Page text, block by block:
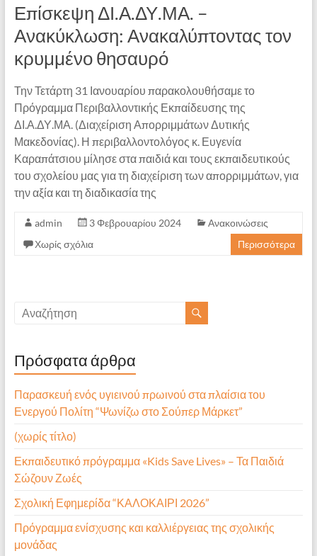
Επίσκεψη ΔΙ.Α.ΔΥ.ΜΑ. –
Ανακύκλωση: Ανακαλύπτοντας τον
κρυμμένο θησαυρό
Την Τετάρτη 31 Ιανουαρίου παρακολουθήσαμε το
Πρόγραμμα Περιβαλλοντικής Εκπαίδευσης της
ΔΙ.Α.ΔΥ.ΜΑ. (Διαχείριση Απορριμμάτων Δυτικής
Μακεδονίας). Η περιβαλλοντολόγος κ. Ευγενία
Καραπάτσιου μίλησε στα παιδιά και τους εκπαιδευτικούς
του σχολείου μας για τη διαχείριση των απορριμμάτων, για
την αξία και τη διαδικασία της
admin 3 Φεβρουαρίου 2024
Ανακοινώσεις
Χωρίς σχόλια
Περισσότερα
Πρόσφατα άρθρα
Παρασκευή ενός υγιεινού πρωινού στα πλαίσια του
Ενεργού Πολίτη “Ψωνίζω στο Σούπερ Μάρκετ”
(χωρίς τίτλο)
Εκπαιδευτικό πρόγραμμα «Kids Save Lives» – Τα Παιδιά
Σώζουν Ζωές
Σχολική Εφημερίδα “ΚΑΛΟΚΑΙΡΙ 2026”
Πρόγραμμα ενίσχυσης και καλλιέργειας της σχολικής
μονάδας